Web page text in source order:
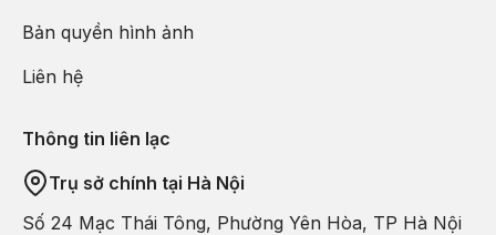
Bản quyền hình ảnh
Liên hệ
Thông tin liên lạc
Trụ sở chính tại Hà Nội
Số 24 Mạc Thái Tông, Phường Yên Hòa, TP Hà Nội